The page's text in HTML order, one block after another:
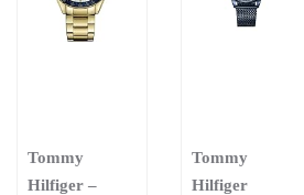
Tommy
Hilfiger –
Tommy
Hilfiger